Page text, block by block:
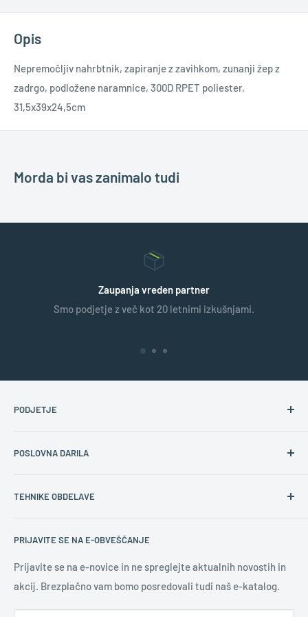
Opis
Nepremočljiv nahrbtnik, zapiranje z zavihkom, zunanji žep z
zadrgo, podložene naramnice, 300D RPET poliester,
31,5x39x24,5cm
Morda bi vas zanimalo tudi
Zaupanja vreden partner
Smo podjetje z več kot 20 letnimi izkušnjami.
PODJETJE
Kontakt
Varovanje osebnih podatkov
POSLOVNA DARILA
Ustrezna poslovna darila
Novoletna darila
Uporaba logotipa
Učinkovita promocija
Novice
TEHNIKE OBDELAVE
Digitalni tisk
Sitotisk
Tampotisk
Slepi tisk
PRIJAVITE SE NA E-OBVEŠČANJE
Prijavite se na e-novice in ne spreglejte aktualnih novostih in
akcij. Brezplačno vam bomo posredovali tudi naš e-katalog.